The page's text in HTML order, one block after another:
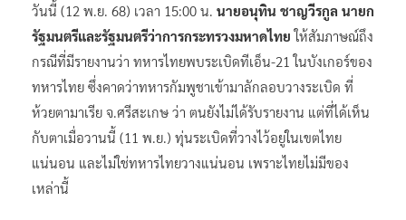
วันนี้ (12 พ.ย. 68) เวลา 15:00 น. นายอนุทิน ชาญวีรกูล นายก
รัฐมนตรีและรัฐมนตรีว่าการกระทรวงมหาดไทย ให้สัมภาษณ์ถึง
กรณีที่มีรายงานว่า ทหารไทยพบระเบิดทีเอ็น-21 ในบังเกอร์ของ
ทหารไทย ซึ่งคาดว่าทหารกัมพูชาเข้ามาลักลอบวางระเบิด ที่
ห้วยตามาเรีย จ.ศรีสะเกษ ว่า ตนยังไม่ได้รับรายงาน แต่ที่ได้เห็น
กับตาเมื่อวานนี้ (11 พ.ย.) ทุ่นระเบิดที่วางไว้อยู่ในเขตไทย
แน่นอน และไม่ใช่ทหารไทยวางแน่นอน เพราะไทยไม่มีของ
เหล่านี้